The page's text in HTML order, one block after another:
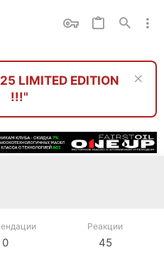
LIMITED EDITION
!!!"
0
Реакции
45